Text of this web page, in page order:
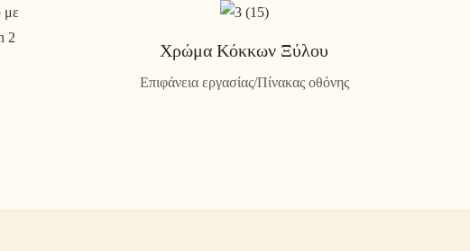
Χρώμα Κόκκων Ξύλου
Επιφάνεια εργασίας/Πίνακας οθόνης